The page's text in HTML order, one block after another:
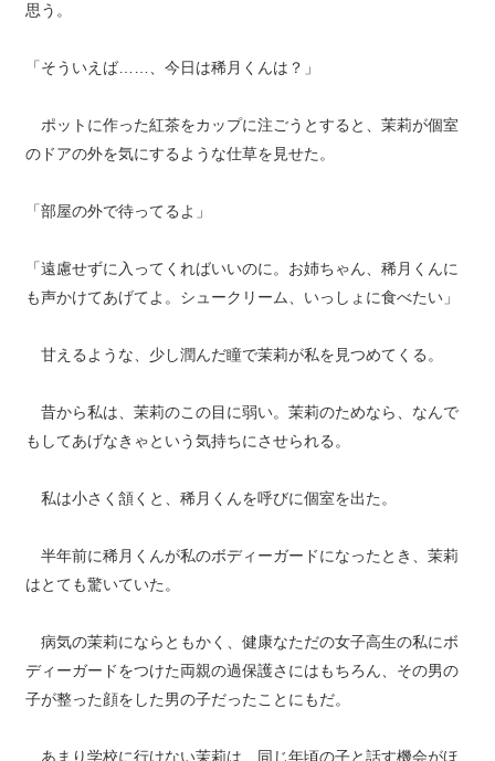
思う。
「そういえば……、今日は稀月くんは？」
ポットに作った紅茶をカップに注ごうとすると、茉莉が個室
のドアの外を気にするような仕草を見せた。
「部屋の外で待ってるよ」
「遠慮せずに入ってくればいいのに。お姉ちゃん、稀月くんに
も声かけてあげてよ。シュークリーム、いっしょに食べたい」
甘えるような、少し潤んだ瞳で茉莉が私を見つめてくる。
昔から私は、茉莉のこの目に弱い。茉莉のためなら、なんで
もしてあげなきゃという気持ちにさせられる。
私は小さく頷くと、稀月くんを呼びに個室を出た。
半年前に稀月くんが私のボディーガードになったとき、茉莉
はとても驚いていた。
病気の茉莉にならともかく、健康なただの女子高生の私にボ
ディーガードをつけた両親の過保護さにはもちろん、その男の
子が整った顔をした男の子だったことにもだ。
あまり学校に行けない茉莉は、同じ年頃の子と話す機会がほ